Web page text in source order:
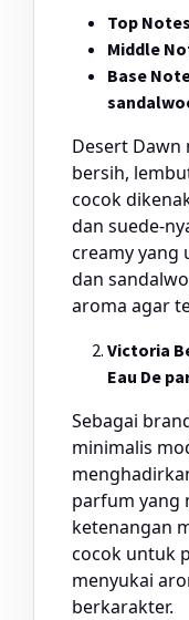
Top
Middle
Base
Desert Dawn
bersih,
cocok
dan suede-
creamy yang
dan
aroma agar
Victoria
Eau De
Sebagai
minimalis
parfum yang
ketenangan
cocok untuk
menyukai
berkarakter.